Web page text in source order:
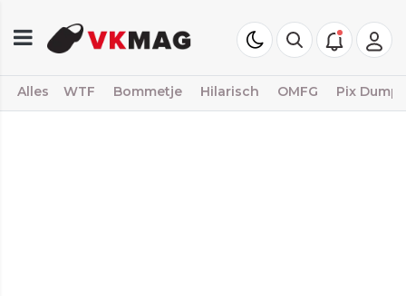
Alles WTF Bommetje Hilarisch OMFG Pix Dump